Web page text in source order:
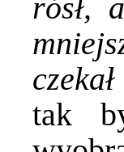
rósł,
tak